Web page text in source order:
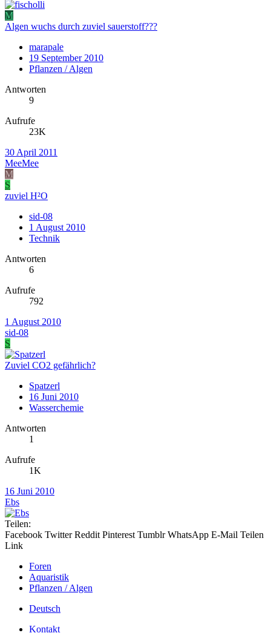
M
Algen wuchs durch zuviel sauerstoff???
marapale
19 September 2010
Pflanzen / Algen
Antworten
9
Aufrufe
23K
30 April 2011
MeeMee
M
S
zuviel H²O
sid-08
1 August 2010
Technik
Antworten
6
Aufrufe
792
1 August 2010
sid-08
S
Zuviel CO2 gefährlich?
Spatzerl
16 Juni 2010
Wasserchemie
Antworten
1
Aufrufe
1K
16 Juni 2010
Ebs
Teilen:
Facebook Twitter Reddit Pinterest Tumblr WhatsApp E-Mail Teilen
Link
Foren
Aquaristik
Pflanzen / Algen
Deutsch
Kontakt